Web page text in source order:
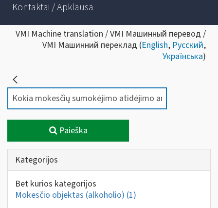
Kontaktai / Apklausa
VMI Machine translation / VMI Машинный перевод /
VMI Машинний переклад (English, Русский,
Українська)
Paieška
Kategorijos
Bet kurios kategorijos
Mokesčio objektas (alkoholio) (1)